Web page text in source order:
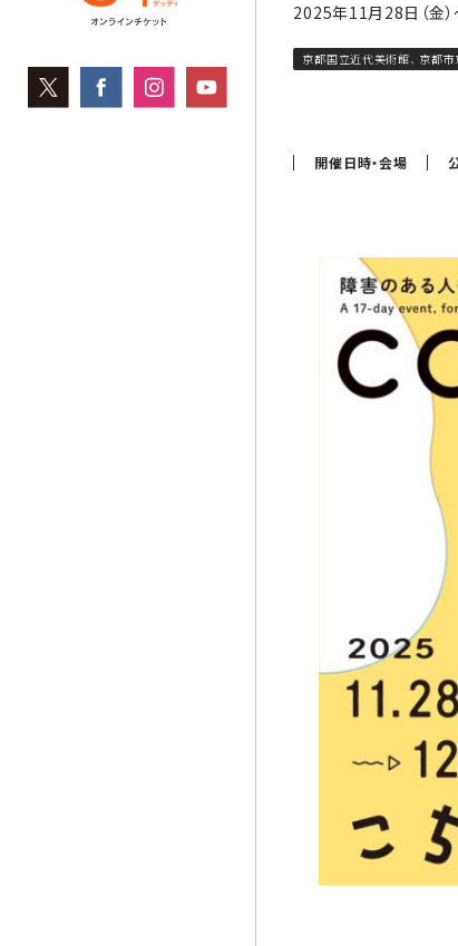
2025年11月28日（金）
京都国立近代美術館、 京都
開催日時・会場